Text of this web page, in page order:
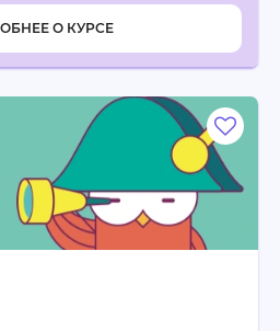
О КУРСЕ